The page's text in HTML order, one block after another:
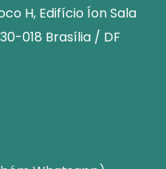
H, Edifício Íon Sala
018 Brasília / DF